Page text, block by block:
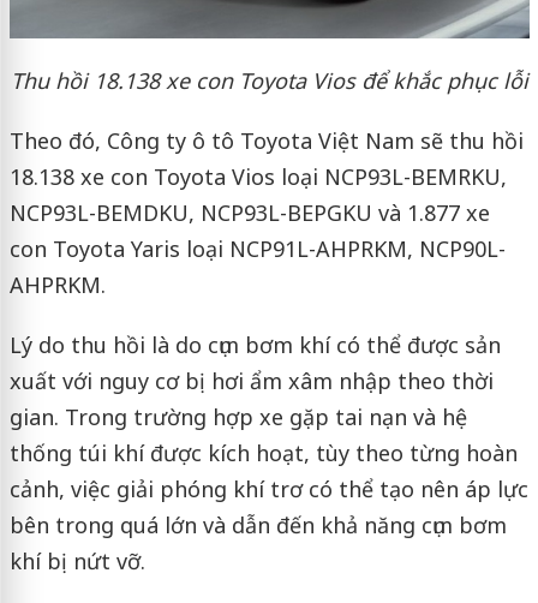
Thu hồi 18.138 xe con Toyota Vios để khắc phục lỗi
Theo đó, Công ty ô tô Toyota Việt Nam sẽ thu hồi
18.138 xe con Toyota Vios loại NCP93L-BEMRKU,
NCP93L-BEMDKU, NCP93L-BEPGKU và 1.877 xe
con Toyota Yaris loại NCP91L-AHPRKM, NCP90L-
AHPRKM.
Lý do thu hồi là do cụm bơm khí có thể được sản
xuất với nguy cơ bị hơi ẩm xâm nhập theo thời
gian. Trong trường hợp xe gặp tai nạn và hệ
thống túi khí được kích hoạt, tùy theo từng hoàn
cảnh, việc giải phóng khí trơ có thể tạo nên áp lực
bên trong quá lớn và dẫn đến khả năng cụm bơm
khí bị nứt vỡ.